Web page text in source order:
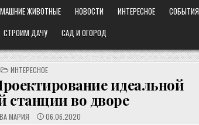
ЖИВОТНЫЕ НОВОСТИ ИНТЕРЕСНОЕ СОБЫТИЯ
СТРОИМ ДАЧУ
САД И ОГОРОД
POSTED
IN
ИНТЕРЕСНОЕ
идеальной
станции во дворе
МАРИЯ 06.06.2020